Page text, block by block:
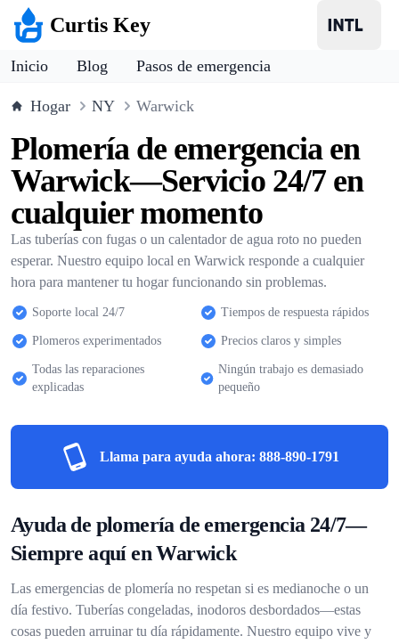
Curtis Key
Inicio Blog Pasos de emergencia
Hogar NY Warwick
Plomería de emergencia en
Warwick—Servicio 24/7 en
cualquier momento
Las tuberías con fugas o un calentador de agua roto no pueden
esperar. Nuestro equipo local en Warwick responde a cualquier
hora para mantener tu hogar funcionando sin problemas.
Soporte local 24/7 Tiempos de respuesta rápidos
Plomeros experimentados Precios claros y simples
Todas las reparaciones
explicadas
Ningún trabajo es demasiado
pequeño
Llama para ayuda ahora: 888-890-1791
Ayuda de plomería de emergencia 24/7—
Siempre aquí en Warwick
Las emergencias de plomería no respetan si es medianoche o un
día festivo. Tuberías congeladas, inodoros desbordados—estas
cosas pueden arruinar tu día rápidamente. Nuestro equipo vive y